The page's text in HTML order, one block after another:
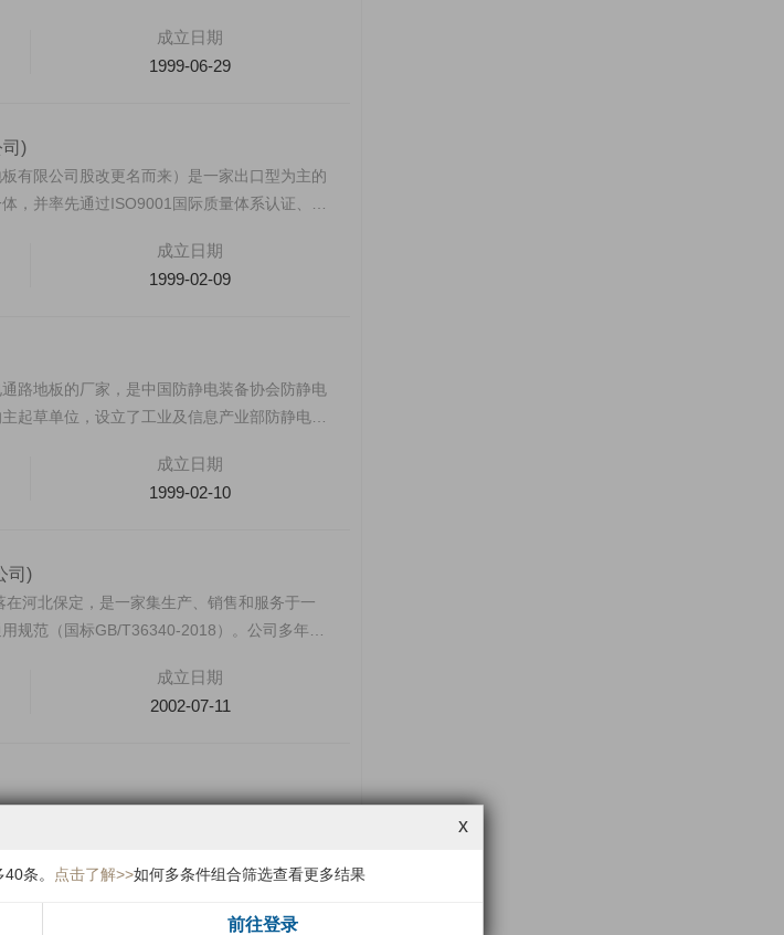
成立日期
1999-06-29
)
有限公司股改更名而来）是一家出口型为主的
，并率先通过ISO9001国际质量体系认证、IS
成立日期
1999-02-09
路地板的厂家，是中国防静电装备协会防静电
起草单位，设立了工业及信息产业部防静电产
成立日期
1999-02-10
司)
河北保定，是一家集生产、销售和服务于一
规范（国标GB/T36340-2018）。公司多年来
成立日期
2002-07-11
地板有限公司）成立于2001年，公司总投资
2001-06-20
x
条。 点击了解>>如何多条件组合筛选查看更多结果
前往登录